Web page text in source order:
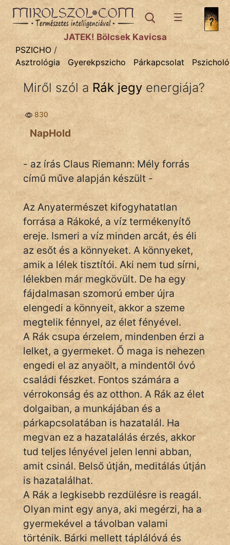
PSZICHOtémák:
Asztrológia
Gyerekpszicho
Párkapcsolat
Pszichológia
Tanmese
IRODALOM
SZÓLÁS
És
KÖZMONDÁS
PSZICHO
ZENE
FILM
ÉLETMÓD
És
TÖRTÉNELEM
Népszerű szerzőink:
cinege
fantom
Hunor
Jób Gedeon
Láron Ádám
JÁTÉK! Bölcsek Kavicsa
PSZICHO /
Asztrológia
Gyerekpszicho Párkapcsolat
Miről szól a Rák jegy energiája?
830
NapHold
- az írás Claus Riemann: Mély forrás
című műve alapján készült -
Az Anyatermészet kifogyhatatlan
forrása a Rákoké, a víz termékenyítő
ereje. Ismeri a víz minden arcát, és éli
az esőt és a könnyeket. A könnyeket,
amik a lélek tisztítói. Aki nem tud sírni,
lélekben már megkövült. De ha egy
fájdalmasan szomorú ember újra
elengedi a könnyeit, akkor a szeme
megtelik fénnyel, az élet fényével.
A Rák csupa érzelem, mindenben érzi a
lelket, a gyermeket. Ő maga is nehezen
engedi el az anyaölt, a mindentől óvó
családi fészket. Fontos számára a
vérrokonság és az otthon. A Rák az élet
dolgaiban, a munkájában és a
párkapcsolatában is hazatalál. Ha
megvan ez a hazatalálás érzés, akkor
tud teljes lényével jelen lenni abban,
amit csinál. Belső útján, meditálás útján
is hazatalálhat.
A Rák a legkisebb rezdülésre is reagál.
Olyan mint egy anya, aki megérzi, ha a
gyermekével a távolban valami
történik. Bárki mellett táplálóvá és